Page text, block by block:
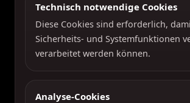
Technisch notwendige Cookies
Diese Cookies sind erforderlich,
Sicherheits- und Systemfunktionen
verarbeitet werden können.
Analyse-Cookies